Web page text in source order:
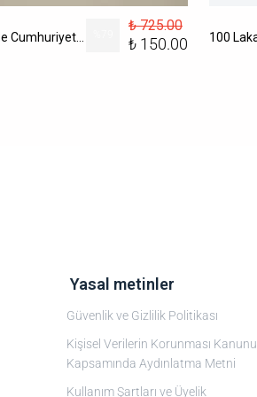
₺ 725.00
₺ 150.00
‎ Yasal metinler
Güvenlik ve Gizlilik Politikası
Kişisel Verilerin Korunması Kanunu
Kapsamında Aydınlatma Metni
Kullanım Şartları ve Üyelik